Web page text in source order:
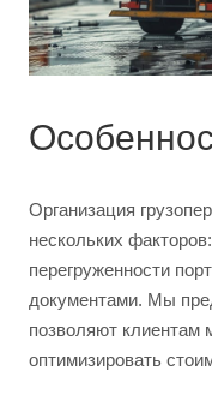
Организация
нескольких
перегруженности
документами. Мы
позволяют клиентам
оптимизировать